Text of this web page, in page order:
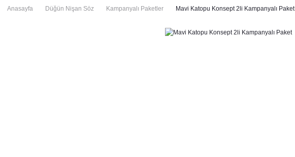
Anasayfa Düğün Nişan Söz Kampanyalı Paketler Mavi Katopu Konsept 2li Kampanyalı Paket